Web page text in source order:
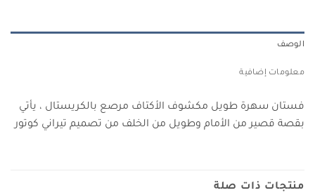
الوصف
معلومات إضافية
فستان سهرة طويل مكشوف الأكتاف مرصع بالكريستال ، يأتي
بقصة قصير من الأمام وطويل من الخلف من تصميم تيراني كوتور
منتجات ذات صلة